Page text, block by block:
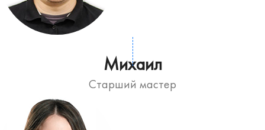
Михаил
Старший мастер